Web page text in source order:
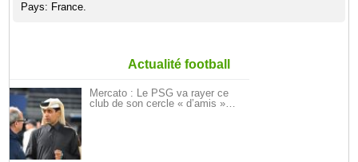
Pays: France.
Actualité football
Mercato : Le PSG va rayer ce
club de son cercle « d’amis »…